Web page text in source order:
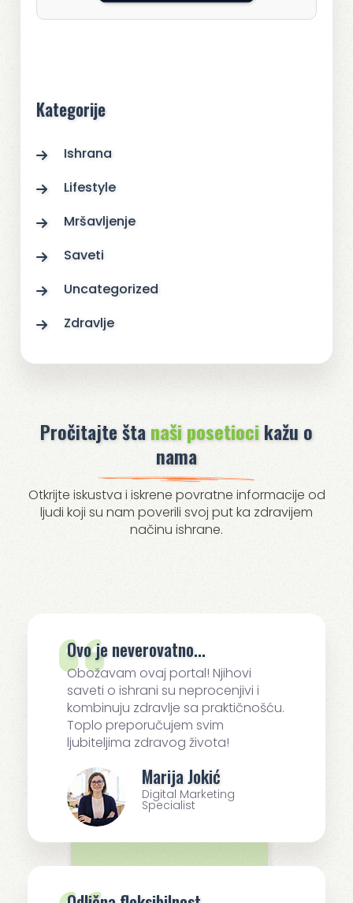
Kategorije
Ishrana
Lifestyle
Mršavljenje
Saveti
Uncategorized
Zdravlje
Pročitajte štanaši posetiocikažu o
nama
Otkrijte iskustva i iskrene povratne informacije od
ljudi koji su nam poverili svoj put ka zdravijem
načinu ishrane.
Ovo je neverovatno...
Obožavam ovaj portal! Njihovi
saveti o ishrani su neprocenjivi i
kombinuju zdravlje sa praktičnošću.
Toplo preporučujem svim
ljubiteljima zdravog života!
Marija Jokić
Digital Marketing
Specialist